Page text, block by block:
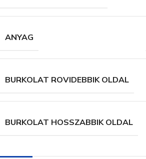
ANYAG
BURKOLAT ROVIDEBBIK OLDAL
BURKOLAT HOSSZABBIK OLDAL